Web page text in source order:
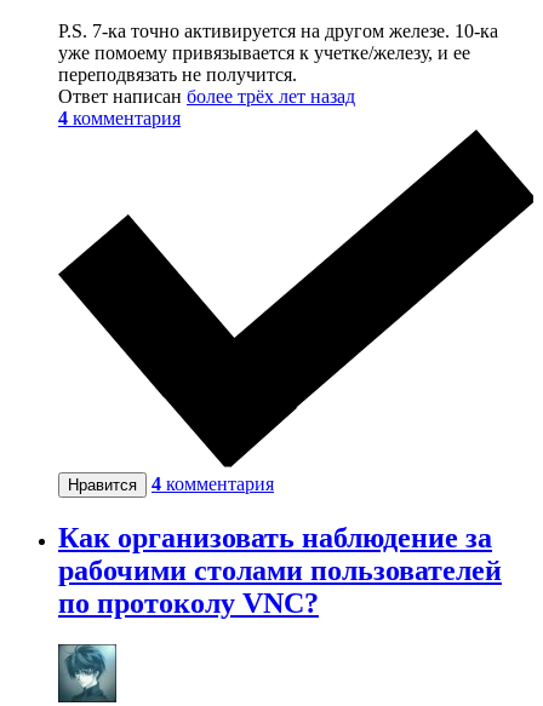
P.S. 7-ка точно активируется на другом железе. 10-ка
уже помоему привязывается к учетке/железу, и ее
переподвязать не получится.
Ответ написан более трёх лет назад
4 комментария
Нравится 4 комментария
Как организовать наблюдение за
рабочими столами пользователей
по протоколу VNC?